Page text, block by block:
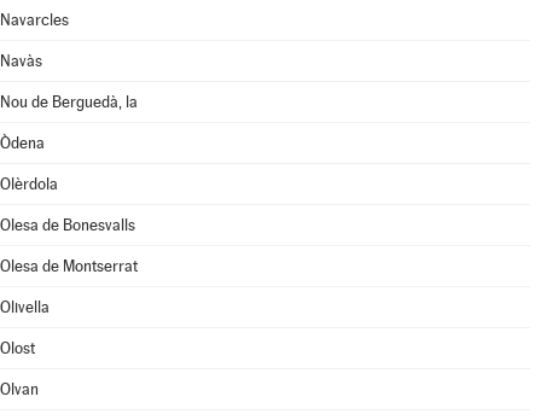
Navarcles
Navàs
Nou de Berguedà, la
Òdena
Olèrdola
Olesa de Bonesvalls
Olesa de Montserrat
Olivella
Olost
Olvan